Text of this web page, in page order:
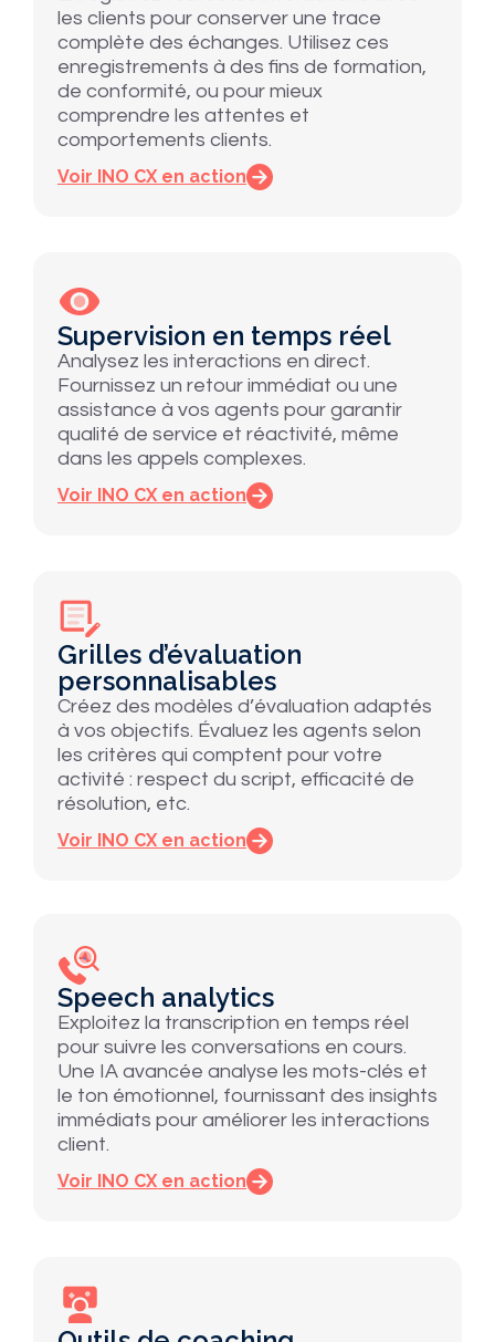
les clients pour conserver une trace
complète des échanges. Utilisez ces
enregistrements à des fins de formation,
de conformité, ou pour mieux
comprendre les attentes et
comportements clients.
Voir INO CX en action
Supervision en temps réel
Analysez les interactions en direct.
Fournissez un retour immédiat ou une
assistance à vos agents pour garantir
qualité de service et réactivité, même
dans les appels complexes.
Voir INO CX en action
Grilles d’évaluation
personnalisables
Créez des modèles d’évaluation adaptés
à vos objectifs. Évaluez les agents selon
les critères qui comptent pour votre
activité : respect du script, efficacité de
résolution, etc.
Voir INO CX en action
Speech analytics
Exploitez la transcription en temps réel
pour suivre les conversations en cours.
Une IA avancée analyse les mots-clés et
le ton émotionnel, fournissant des insights
immédiats pour améliorer les interactions
client.
Voir INO CX en action